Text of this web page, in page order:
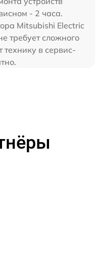
- 2 часа.
Mitsubishi Electric
требует сложного
в сервис-